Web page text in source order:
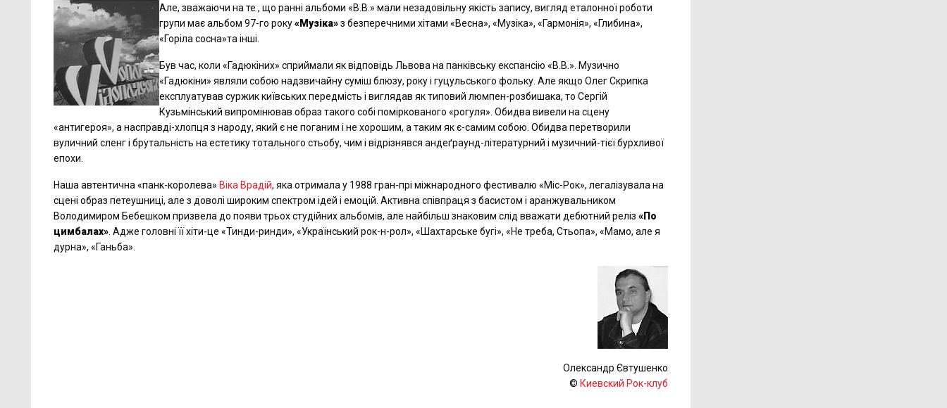
Але, зважаючи на те , що ранні альбоми «В.В.» мали незадовільну якість запису, вигляд еталонної роботи
групи має альбом 97-го року«Музіка»з безперечними хітами «Весна», «Музіка», «Гармонія», «Глибина»,
«Горіла сосна»та інші.
Був час, коли «Гадюкіних» сприймали як відповідь Львова на панківську експансію «В.В.». Музично
«Гадюкіни» являли собою надзвичайну суміш блюзу, року і гуцульського фольку. Але якщо Олег Скрипка
експлуатував суржик київських передмість і виглядав як типовий люмпен-розбишака, то Сергій
Кузьмінський випромінював образ такого собі поміркованого «рогуля». Обидва вивели на сцену
«антигероя», а насправді-хлопця з народу, який є не поганим і не хорошим, а таким як є-самим собою. Обидва перетворили
вуличний сленг і брутальність на естетику тотального стьобу, чим і відрізнявся андеґраунд-літературний і музичний-тієї бурхливої
епохи.
Наша автентична «панк-королева» Віка Врадій, яка отримала у 1988 гран-прі міжнародного фестивалю «Міс-Рок», легалізувала на
сцені образ петеушниці, але з доволі широким спектром ідей і емоцій. Активна співпраця з басистом і аранжувальником
Володимиром Бебешком призвела до появи трьох студійних альбомів, але найбільш знаковим слід вважати дебютний реліз «По
цимбалах» . Адже головні її хіти-це «Тинди-ринди», «Український рок-н-рол», «Шахтарське бугі», «Не треба, Стьопа», «Мамо, але я
дурна», «Ганьба».
Олександр Євтушенко
© Киевский Рок-клуб